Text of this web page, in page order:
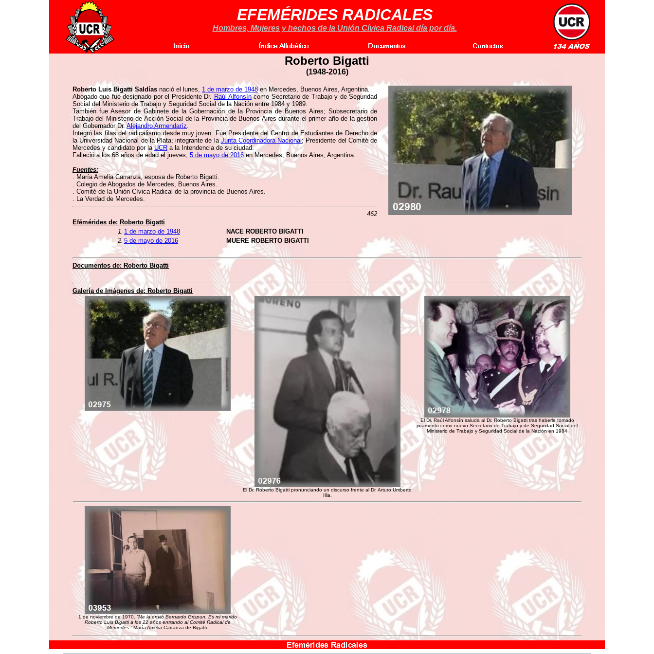
EFEMÉRIDES RADICALES
Hombres, Mujeres y hechos de la Unión Cívica Radical día por día.
Roberto Bigatti
(1948-2016)
Roberto Luis Bigatti Saldías nació el lunes, 1 de marzo de 1948en Mercedes, Buenos Aires, Argentina.
Abogado que fue designado por el Presidente Dr. Raúl Alfonsíncomo Secretario de Trabajo y de Seguridad
Social del Ministerio de Trabajo y Seguridad Social de la Nación entre 1984 y 1989.
También fue Asesor de Gabinete de la Gobernación de la Provincia de Buenos Aires; Subsecretario de
Trabajo del Ministerio de Acción Social de la Provincia de Buenos Aires durante el primer año de la gestión
del Gobernador Dr.Alejandro Armendaríz.
Integró las filas del radicalismo desde muy joven. Fue Presidente del Centro de Estudiantes de Derecho de
la Universidad Nacional de la Plata; integrante de laJunta Coordinadora Nacional; Presidente del Comité de
Mercedes y candidato por laUCR a la Intendencia de su ciudad.
Falleció a los 68 años de edad el jueves, 5 de mayo de 2016 en Mercedes, Buenos Aires, Argentina.
Fuentes:
. María Amelia Carranza, esposa de Roberto Bigatti.
. Colegio de Abogados de Mercedes, Buenos Aires.
. Comité de la Unión Cívica Radical de la provincia de Buenos Aires.
. La Verdad de Mercedes.
462
Efémérides de: Roberto Bigatti
1. 1 de marzo de 1948
NACE ROBERTO BIGATTI
2. 5 de mayo de 2016 MUERE ROBERTO BIGATTI
Documentos de: Roberto Bigatti
Galería de Imágenes de: Roberto Bigatti
El Dr. Roberto Bigatti pronunciando un discurso frente al Dr. Arturo Umberto
Illia.
El Dr. Raúl Alfonsín saluda al Dr. Roberto Bigatti tras haberle tomado
juramento como nuevo Secretario de Trabajo y de Seguridad Social del
Ministerio de Trabajo y Seguridad Social de la Nación en 1984
1 de noviembre de 1970. “Me la envió Bernardo Grispun. Es mi marido
Roberto Luis Bigatti a los 22 años entrando al Comité Radical de
Mercedes.”María Amelia Carranza de Bigatti.